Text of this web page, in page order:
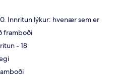
Innritun lýkur: hvenær sem er
framboði
- 18